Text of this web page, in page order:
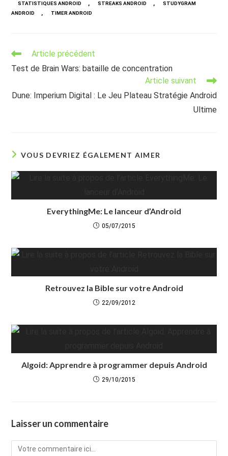
STATISTIQUES ANDROID , STREAKS ANDROID ,
STUDYGRAM
ANDROID
, TIMER ANDROID
Read
articles
Article précédent
Test de Brain Wars: bataille de concentration
Article suivant
Dune: Imperium Digital : Le Jeu Plateau Stratégie Android
Ultime
VOUS DEVRIEZ ÉGALEMENT AIMER
EverythingMe: Le lanceur d’Android
05/07/2015
Retrouvez la Bible sur votre Android
22/09/2012
Algoid: Apprendre à programmer depuis Android
29/10/2015
Laisser un commentaire
Comment